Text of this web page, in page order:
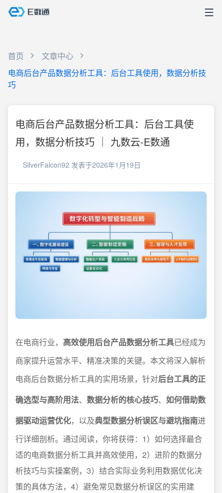
首页
文章中心
电商后台产品数据分析工具：后台工具使用，数据分析技
巧
电商后台产品数据分析工具：后台工具使
用，数据分析技巧 ｜ 九数云-E数通
SilverFalcon92 发表于2026年1月19日
在电商行业， 高效使用后台产品数据分析工具已经成为
商家提升运营水平、精准决策的关键。本文将深入解析
电商后台数据分析工具的实用场景，针对后台工具的正
确选型与高阶用法、 数据分析的核心技巧、 如何借助数
据驱动运营优化，以及典型数据分析误区与避坑指南进
行详细剖析。通过阅读，你将获得：1）如何选择最合
适的电商数据分析工具并高效使用，2）进阶的数据分
析技巧与实操案例，3）结合实际业务利用数据优化决
策的具体方法，4）避免常见数据分析误区的实用建